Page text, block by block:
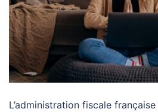
L’administration fiscale française